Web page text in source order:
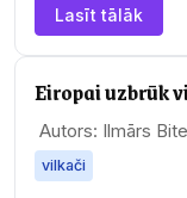
Lasīt tālāk
Eiropai uzbrūk
Autors: Ilmārs Bite
vilkači